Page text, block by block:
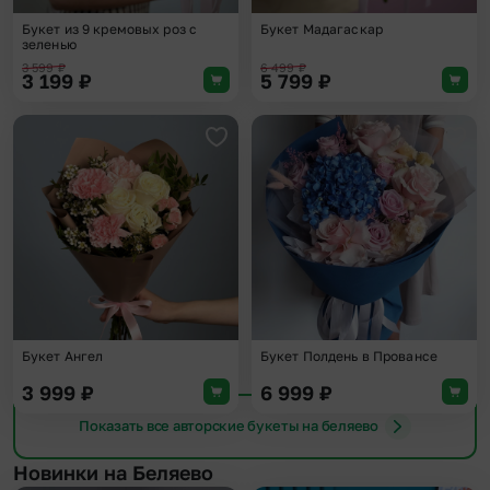
Букет из 9 кремовых роз с
зеленью
3 599₽
3 199 ₽
Букет Мадагаскар
6 499₽
5 799 ₽
Добавить в избранное
Букет Ангел
3 999 ₽
Букет Полдень в Провансе
6 999 ₽
Показать все авторские букеты на беляево
Новинки на Беляево